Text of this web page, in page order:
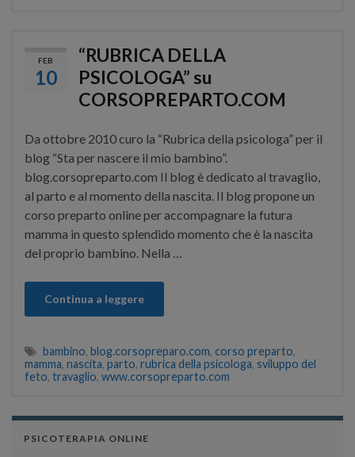
FEB
10
“RUBRICA DELLA
PSICOLOGA” su
CORSOPREPARTO.COM
Da ottobre 2010 curo la “Rubrica della psicologa” per il
blog “Sta per nascere il mio bambino”.
blog.corsopreparto.com Il blog è dedicato al travaglio,
al parto e al momento della nascita. Il blog propone un
corso preparto online per accompagnare la futura
mamma in questo splendido momento che è la nascita
del proprio bambino. Nella …
Continua a leggere
bambino, blog.corsopreparo.com, corso preparto,
mamma, nascita, parto, rubrica della psicologa, sviluppo del
feto, travaglio, www.corsopreparto.com
PSICOTERAPIA ONLINE